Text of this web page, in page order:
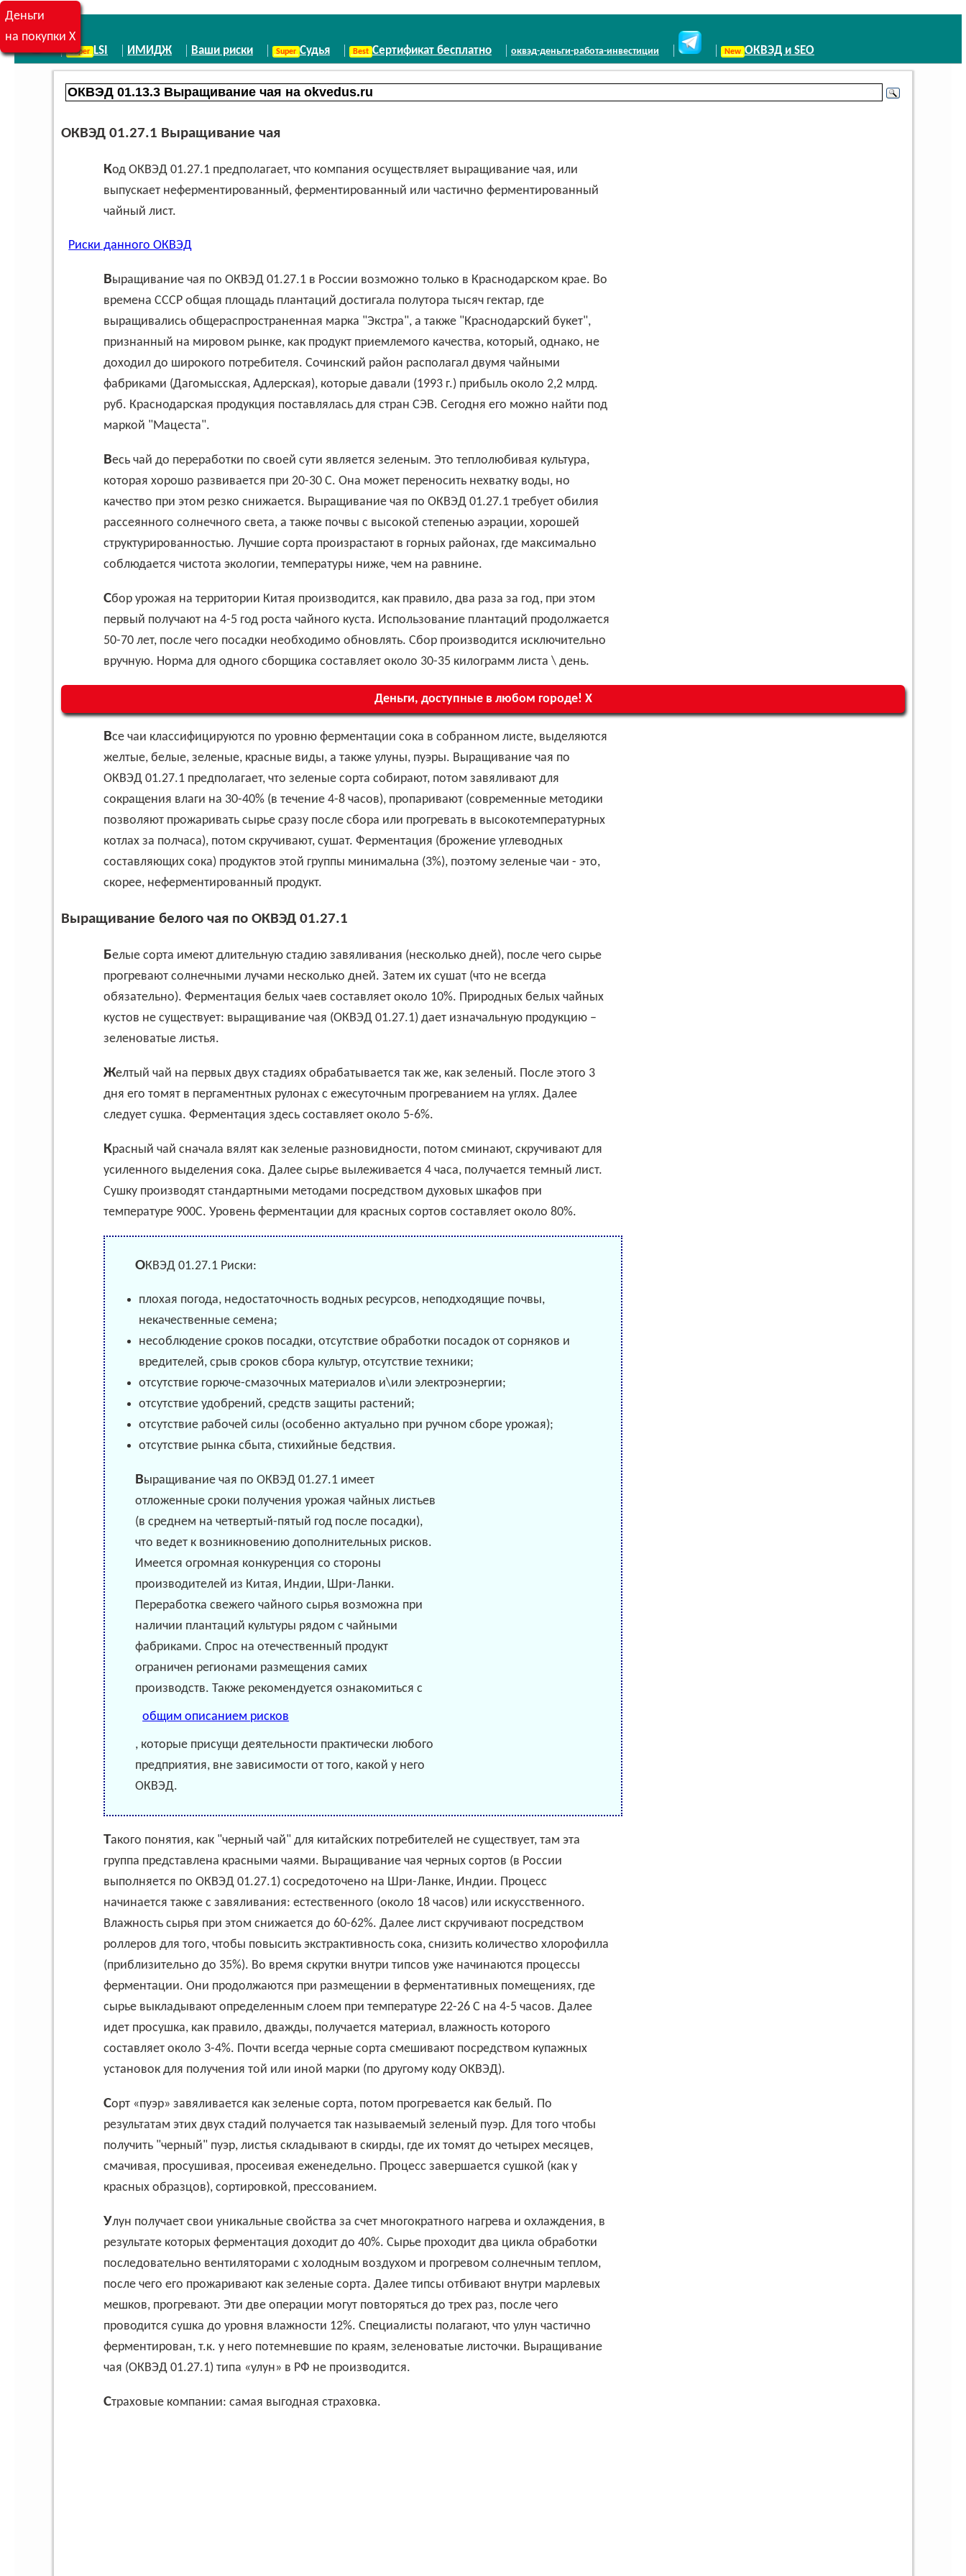
LSI ИМИДЖ Ваши риски Судья Сертификат бесплатно оквэд-деньги-работа-инвестиции ОКВЭД и SEO
ОКВЭД 01.27.1 Выращивание чая
Код ОКВЭД 01.27.1 предполагает, что компания осуществляет выращивание чая, или
выпускает неферментированный, ферментированный или частично ферментированный
чайный лист.
Риски данного ОКВЭД
Выращивание чая по ОКВЭД 01.27.1 в России возможно только в Краснодарском крае. Во
времена СССР общая площадь плантаций достигала полутора тысяч гектар, где
выращивались общераспространенная марка "Экстра", а также "Краснодарский букет",
признанный на мировом рынке, как продукт приемлемого качества, который, однако, не
доходил до широкого потребителя. Сочинский район располагал двумя чайными
фабриками (Дагомысская, Адлерская), которые давали (1993 г.) прибыль около 2,2 млрд.
руб. Краснодарская продукция поставлялась для стран СЭВ. Сегодня его можно найти под
маркой "Мацеста".
Весь чай до переработки по своей сути является зеленым. Это теплолюбивая культура,
которая хорошо развивается при 20-30 С. Она может переносить нехватку воды, но
качество при этом резко снижается. Выращивание чая по ОКВЭД 01.27.1 требует обилия
рассеянного солнечного света, а также почвы с высокой степенью аэрации, хорошей
структурированностью. Лучшие сорта произрастают в горных районах, где максимально
соблюдается чистота экологии, температуры ниже, чем на равнине.
Сбор урожая на территории Китая производится, как правило, два раза за год, при этом
первый получают на 4-5 год роста чайного куста. Использование плантаций продолжается
50-70 лет, после чего посадки необходимо обновлять. Сбор производится исключительно
вручную. Норма для одного сборщика составляет около 30-35 килограмм листа \ день.
Деньги, доступные в любом городе! Х
Деньги
на покупки X
Все чаи классифицируются по уровню ферментации сока в собранном листе, выделяются
желтые, белые, зеленые, красные виды, а также улуны, пуэры. Выращивание чая по
ОКВЭД 01.27.1 предполагает, что зеленые сорта собирают, потом завяливают для
сокращения влаги на 30-40% (в течение 4-8 часов), пропаривают (современные методики
позволяют прожаривать сырье сразу после сбора или прогревать в высокотемпературных
котлах за полчаса), потом скручивают, сушат. Ферментация (брожение углеводных
составляющих сока) продуктов этой группы минимальна (3%), поэтому зеленые чаи - это,
скорее, неферментированный продукт.
Выращивание белого чая по ОКВЭД 01.27.1
Белые сорта имеют длительную стадию завяливания (несколько дней), после чего сырье
прогревают солнечными лучами несколько дней. Затем их сушат (что не всегда
обязательно). Ферментация белых чаев составляет около 10%. Природных белых чайных
кустов не существует: выращивание чая (ОКВЭД 01.27.1) дает изначальную продукцию –
зеленоватые листья.
Желтый чай на первых двух стадиях обрабатывается так же, как зеленый. После этого 3
дня его томят в пергаментных рулонах с ежесуточным прогреванием на углях. Далее
следует сушка. Ферментация здесь составляет около 5-6%.
Красный чай сначала вялят как зеленые разновидности, потом сминают, скручивают для
усиленного выделения сока. Далее сырье вылеживается 4 часа, получается темный лист.
Сушку производят стандартными методами посредством духовых шкафов при
температуре 900С. Уровень ферментации для красных сортов составляет около 80%.
ОКВЭД 01.27.1 Риски:
плохая погода, недостаточность водных ресурсов, неподходящие почвы,
некачественные семена;
несоблюдение сроков посадки, отсутствие обработки посадок от сорняков и
вредителей, срыв сроков сбора культур, отсутствие техники;
отсутствие горюче-смазочных материалов и\или электроэнергии;
отсутствие удобрений, средств защиты растений;
отсутствие рабочей силы (особенно актуально при ручном сборе урожая);
отсутствие рынка сбыта, стихийные бедствия.
Выращивание чая по ОКВЭД 01.27.1 имеет
отложенные сроки получения урожая чайных листьев
(в среднем на четвертый-пятый год после посадки),
что ведет к возникновению дополнительных рисков.
Имеется огромная конкуренция со стороны
производителей из Китая, Индии, Шри-Ланки.
Переработка свежего чайного сырья возможна при
наличии плантаций культуры рядом с чайными
фабриками. Спрос на отечественный продукт
ограничен регионами размещения самих
производств. Также рекомендуется ознакомиться с
общим описанием рисков
, которые присущи деятельности практически любого
предприятия, вне зависимости от того, какой у него
ОКВЭД.
Такого понятия, как "черный чай" для китайских потребителей не существует, там эта
группа представлена красными чаями. Выращивание чая черных сортов (в России
выполняется по ОКВЭД 01.27.1) сосредоточено на Шри-Ланке, Индии. Процесс
начинается также с завяливания: естественного (около 18 часов) или искусственного.
Влажность сырья при этом снижается до 60-62%. Далее лист скручивают посредством
роллеров для того, чтобы повысить экстрактивность сока, снизить количество хлорофилла
(приблизительно до 35%). Во время скрутки внутри типсов уже начинаются процессы
ферментации. Они продолжаются при размещении в ферментативных помещениях, где
сырье выкладывают определенным слоем при температуре 22-26 С на 4-5 часов. Далее
идет просушка, как правило, дважды, получается материал, влажность которого
составляет около 3-4%. Почти всегда черные сорта смешивают посредством купажных
установок для получения той или иной марки (по другому коду ОКВЭД).
Сорт «пуэр» завяливается как зеленые сорта, потом прогревается как белый. По
результатам этих двух стадий получается так называемый зеленый пуэр. Для того чтобы
получить "черный" пуэр, листья складывают в скирды, где их томят до четырех месяцев,
смачивая, просушивая, просеивая еженедельно. Процесс завершается сушкой (как у
красных образцов), сортировкой, прессованием.
Улун получает свои уникальные свойства за счет многократного нагрева и охлаждения, в
результате которых ферментация доходит до 40%. Сырье проходит два цикла обработки
последовательно вентиляторами с холодным воздухом и прогревом солнечным теплом,
после чего его прожаривают как зеленые сорта. Далее типсы отбивают внутри марлевых
мешков, прогревают. Эти две операции могут повторяться до трех раз, после чего
проводится сушка до уровня влажности 12%. Специалисты полагают, что улун частично
ферментирован, т.к. у него потемневшие по краям, зеленоватые листочки. Выращивание
чая (ОКВЭД 01.27.1) типа «улун» в РФ не производится.
Страховые компании: самая выгодная страховка.